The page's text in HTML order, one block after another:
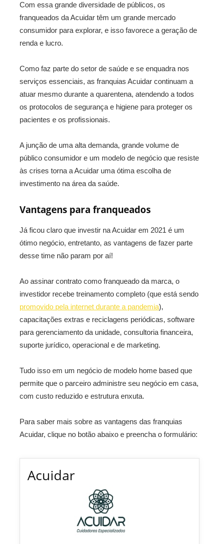
Com essa grande diversidade de públicos, os
franqueados da Acuidar têm um grande mercado
consumidor para explorar, e isso favorece a geração de
renda e lucro.
Como faz parte do setor de saúde e se enquadra nos
serviços essenciais, as franquias Acuidar continuam a
atuar mesmo durante a quarentena, atendendo a todos
os protocolos de segurança e higiene para proteger os
pacientes e os profissionais.
A junção de uma alta demanda, grande volume de
público consumidor e um modelo de negócio que resiste
às crises torna a Acuidar uma ótima escolha de
investimento na área da saúde.
Vantagens para franqueados
Já ficou claro que investir na Acuidar em 2021 é um
ótimo negócio, entretanto, as vantagens de fazer parte
desse time não param por aí!
Ao assinar contrato como franqueado da marca, o
investidor recebe treinamento completo (que está sendo
promovido pela internet durante a pandemia),
capacitações extras e reciclagens periódicas, software
para gerenciamento da unidade, consultoria financeira,
suporte jurídico, operacional e de marketing.
Tudo isso em um negócio de modelo home based que
permite que o parceiro administre seu negócio em casa,
com custo reduzido e estrutura enxuta.
Para saber mais sobre as vantagens das franquias
Acuidar, clique no botão abaixo e preencha o formulário:
Acuidar